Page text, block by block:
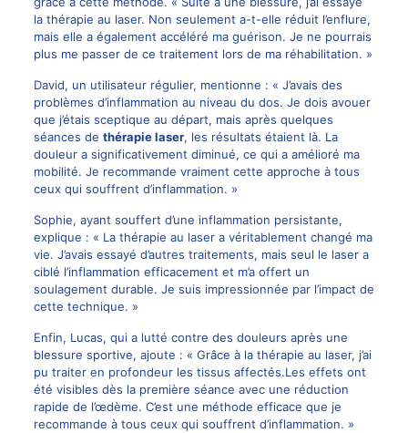
la thérapie au laser. Non seulement a-t-elle réduit l’enflure,
mais elle a également accéléré ma guérison. Je ne pourrais
plus me passer de ce traitement lors de ma réhabilitation. »
David, un utilisateur régulier, mentionne : « J’avais des
problèmes d’inflammation au niveau du dos. Je dois avouer
que j’étais sceptique au départ, mais après quelques
séances de thérapie laser, les résultats étaient là. La
douleur a significativement diminué, ce qui a amélioré ma
mobilité. Je recommande vraiment cette approche à tous
ceux qui souffrent d’inflammation. »
Sophie, ayant souffert d’une inflammation persistante,
explique : « La thérapie au laser a véritablement changé ma
vie. J’avais essayé d’autres traitements, mais seul le laser a
ciblé l’inflammation efficacement et m’a offert un
soulagement durable. Je suis impressionnée par l’impact de
cette technique. »
Enfin, Lucas, qui a lutté contre des douleurs après une
blessure sportive, ajoute : « Grâce à la thérapie au laser, j’ai
pu traiter en profondeur les tissus affectés.Les effets ont
été visibles dès la première séance avec une réduction
rapide de l’œdème. C’est une méthode efficace que je
recommande à tous ceux qui souffrent d’inflammation. »